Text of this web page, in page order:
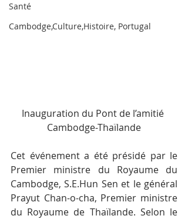
Santé
Cambodge,Culture,Histoire, Portugal
Inauguration du Pont de l’amitié
Cambodge-Thaïlande
Cet événement a été présidé par le
Premier ministre du Royaume du
Cambodge, S.E.Hun Sen et le général
Prayut Chan-o-cha, Premier ministre
du Royaume de Thaïlande. Selon le